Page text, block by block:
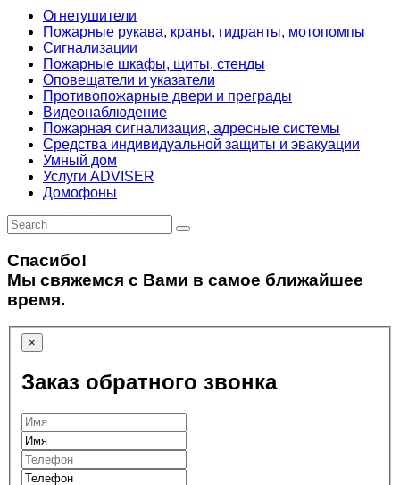
Огнетушители
Пожарные рукава, краны, гидранты, мотопомпы
Сигнализации
Пожарные шкафы, щиты, стенды
Оповещатели и указатели
Противопожарные двери и преграды
Видеонаблюдение
Пожарная сигнализация, адресные системы
Средства индивидуальной защиты и эвакуации
Умный дом
Услуги ADVISER
Домофоны
Спасибо!
Мы свяжемся с Вами в самое ближайшее
время.
×
Заказ обратного звонка